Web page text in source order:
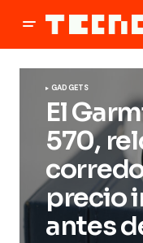
GADGETS
El
570,
precio
antes